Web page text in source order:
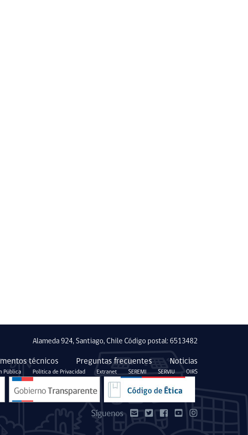
Alameda 924, Santiago, Chile Código postal: 6513482
técnicos Preguntas frecuentes Noticias
Pública Política de Privacidad Extranet SEREMI SERVIU OIRS
Síguenos